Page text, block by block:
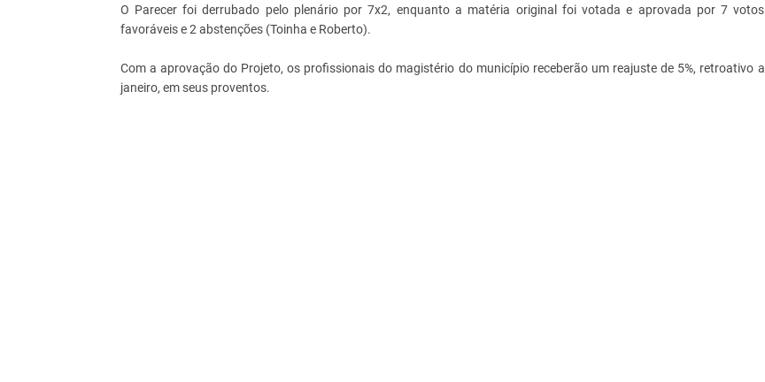
O Parecer foi derrubado pelo plenário por 7x2, enquanto a matéria original foi votada e aprovada por 7 votos
favoráveis e 2 abstenções (Toinha e Roberto).
Com a aprovação do Projeto, os profissionais do magistério do município receberão um reajuste de 5%, retroativo a
janeiro, em seus proventos.